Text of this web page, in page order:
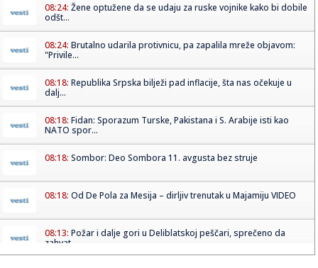
08:24: Žene optužene da se udaju za ruske vojnike kako bi dobile
odšt...
08:24: Brutalno udarila protivnicu, pa zapalila mreže objavom:
"Privile...
08:18: Republika Srpska bilježi pad inflacije, šta nas očekuje u
dalj...
08:18: Fidan: Sporazum Turske, Pakistana i S. Arabije isti kao
NATO spor...
08:18: Sombor: Deo Sombora 11. avgusta bez struje
08:18: Od De Pola za Mesija – dirljiv trenutak u Majamiju VIDEO
08:13: Požar i dalje gori u Deliblatskoj peščari, sprečeno da
zahvat...